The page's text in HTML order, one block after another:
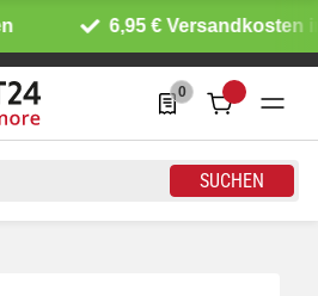
6,95 € Versandkosten
SUCHEN
0
0 Produkte in der